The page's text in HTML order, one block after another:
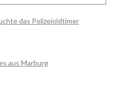
das Polizeioldtimer
aus Marburg